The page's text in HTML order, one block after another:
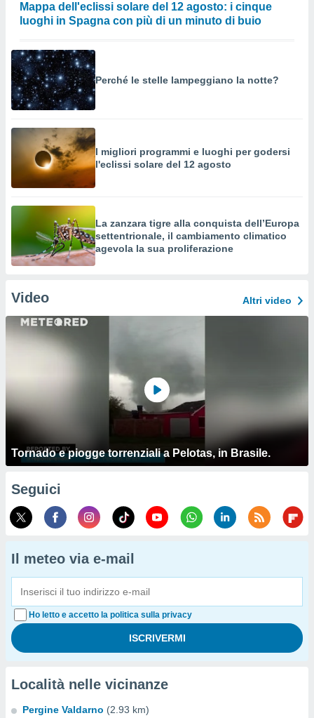
Mappa dell'eclissi solare del 12 agosto: i cinque
luoghi in Spagna con più di un minuto di buio
Perché le stelle lampeggiano la notte?
I migliori programmi e luoghi per godersi
l'eclissi solare del 12 agosto
La zanzara tigre alla conquista dell’Europa
settentrionale, il cambiamento climatico
agevola la sua proliferazione
Video Altri video
Tornado e piogge torrenziali a Pelotas, in Brasile.
Seguici
Il meteo via e-mail
Ho letto e accetto la politica sulla privacy
Località nelle vicinanze
Pergine Valdarno (2.93 km)